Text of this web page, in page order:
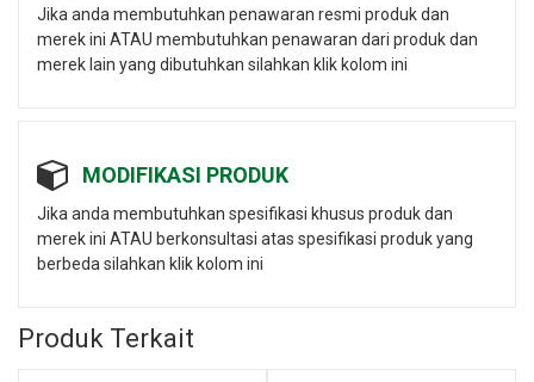
Jika anda membutuhkan penawaran resmi produk dan
merek ini ATAU membutuhkan penawaran dari produk dan
merek lain yang dibutuhkan silahkan klik kolom ini
MODIFIKASI PRODUK
Jika anda membutuhkan spesifikasi khusus produk dan
merek ini ATAU berkonsultasi atas spesifikasi produk yang
berbeda silahkan klik kolom ini
Produk Terkait